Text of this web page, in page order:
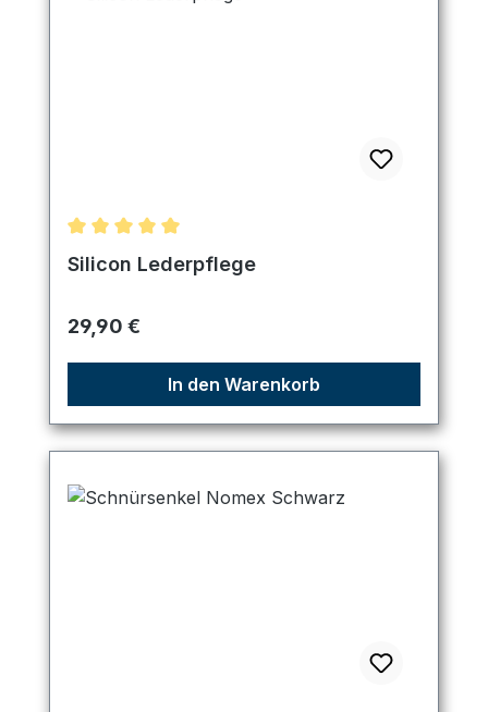
Durchschnittliche Bewertung von 5 von 5 Sternen
Silicon Lederpflege
Regulärer Preis:
29,90 €
In den Warenkorb